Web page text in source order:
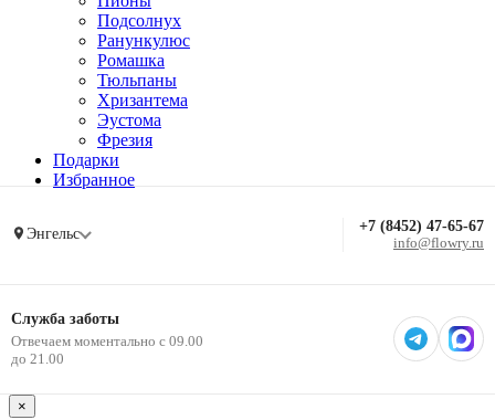
Подсолнух
Ранункулюс
Ромашка
Тюльпаны
Хризантема
Эустома
Фрезия
Подарки
Избранное
Энгельс +7 (8452) 47-65-67
info@flowry.ru
Служба заботы
Отвечаем моментально с 09.00
до 21.00
×